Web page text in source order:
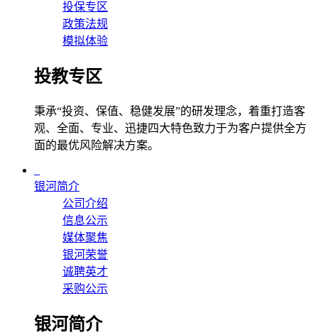
投保专区
政策法规
模拟体验
投教专区
秉承“投资、保值、稳健发展”的研发理念，着重打造客
观、全面、专业、迅捷四大特色致力于为客户提供全方
面的最优风险解决方案。
银河简介
公司介绍
信息公示
媒体聚焦
银河荣誉
诚聘英才
采购公示
银河简介